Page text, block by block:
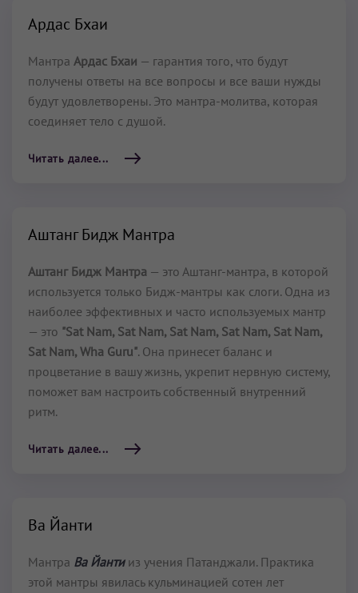
Ардас Бхаи
Мантра Ардас Бхаи — гарантия того, что будут
получены ответы на все вопросы и все ваши нужды
будут удовлетворены. Это мантра-молитва, которая
соединяет тело с душой.
Читать далее...
Аштанг Бидж Мантра
Аштанг Бидж Мантра — это Аштанг-мантра, в которой
используется только Бидж-мантры как слоги. Одна из
наиболее эффективных и часто используемых мантр
— это "Sat Nam, Sat Nam, Sat Nam, Sat Nam, Sat Nam,
Sat Nam, Wha Guru". Она принесет баланс и
процветание в вашу жизнь, укрепит нервную систему,
поможет вам настроить собственный внутренний
ритм.
Читать далее...
Ва Йанти
Мантра Ва Йантииз учения Патанджали. Практика
этой мантры явилась кульминацией сотен лет